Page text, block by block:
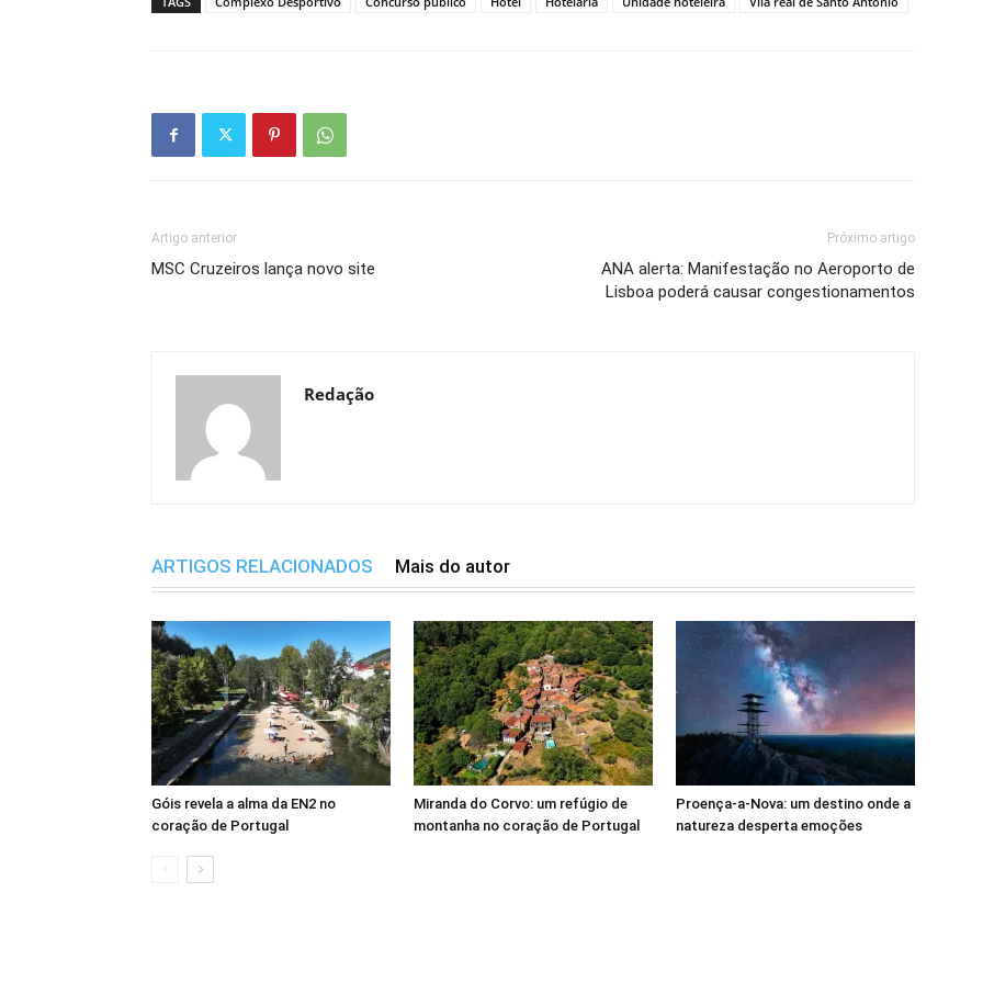
Artigo anterior
MSC Cruzeiros lança novo site
Próximo artigo
ANA alerta: Manifestação no Aeroporto de
Lisboa poderá causar congestionamentos
Redação
ARTIGOS RELACIONADOS Mais do autor
Góis revela a alma da EN2 no
coração de Portugal
Miranda do Corvo: um refúgio de
montanha no coração de Portugal
Proença-a-Nova: um destino onde a
natureza desperta emoções